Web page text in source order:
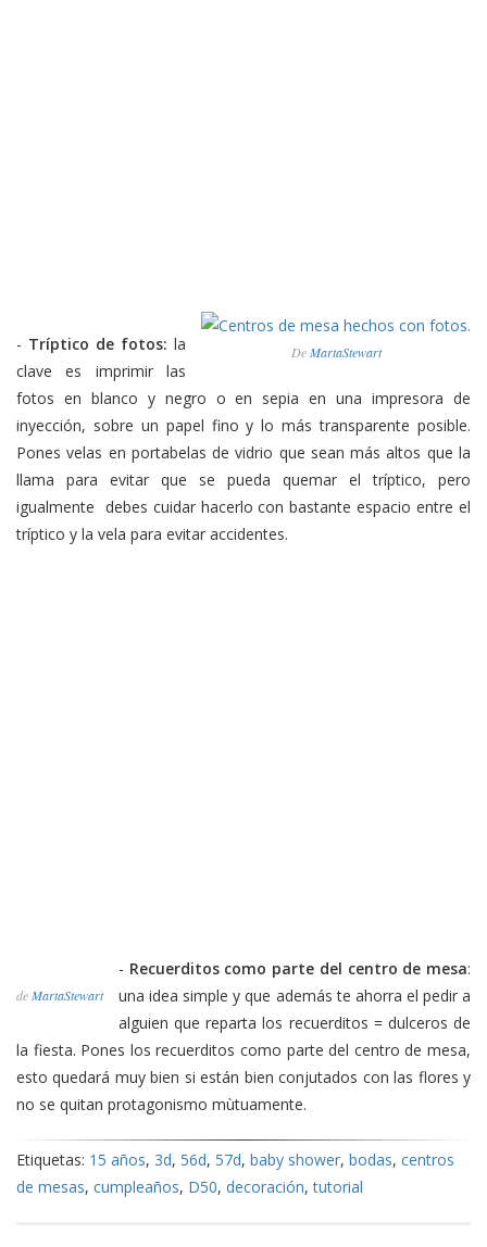
DeMartaStewart
- Tríptico de fotos: la
clave es imprimir las
fotos en blanco y negro o en sepia en una impresora de
inyección, sobre un papel fino y lo más transparente posible.
Pones velas en portabelas de vidrio que sean más altos que la
llama para evitar que se pueda quemar el tríptico, pero
igualmente debes cuidar hacerlo con bastante espacio entre el
tríptico y la vela para evitar accidentes.
deMartaStewart
- Recuerditos como parte del centro de mesa:
una idea simple y que además te ahorra el pedir a
alguien que reparta los recuerditos = dulceros de
la fiesta. Pones los recuerditos como parte del centro de mesa,
esto quedará muy bien si están bien conjutados con las flores y
no se quitan protagonismo mùtuamente.
Etiquetas: 15 años, 3d, 56d, 57d, baby shower, bodas, centros
de mesas, cumpleaños, D50, decoración,tutorial